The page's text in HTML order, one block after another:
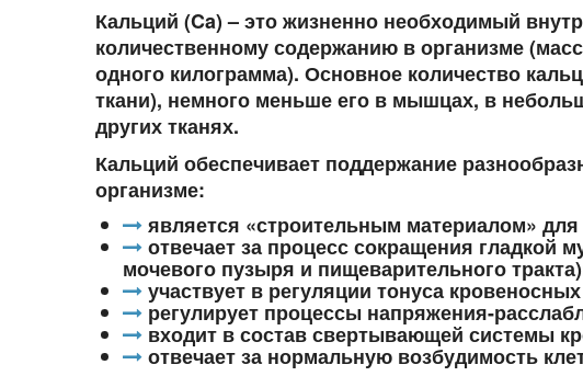
Кальций (Ca) – это жизненно необходимый
количественному содержанию в организме
одного килограмма). Основное количество
ткани), немного меньше его в мышцах, в
других тканях.
Кальций обеспечивает поддержание
организме:
является «строительным материалом» для
отвечает за процесс сокращения гладкой
мочевого пузыря и пищеварительного
участвует в регуляции тонуса
регулирует процессы напряжения-
входит в состав свертывающей системы
отвечает за нормальную возбудимость